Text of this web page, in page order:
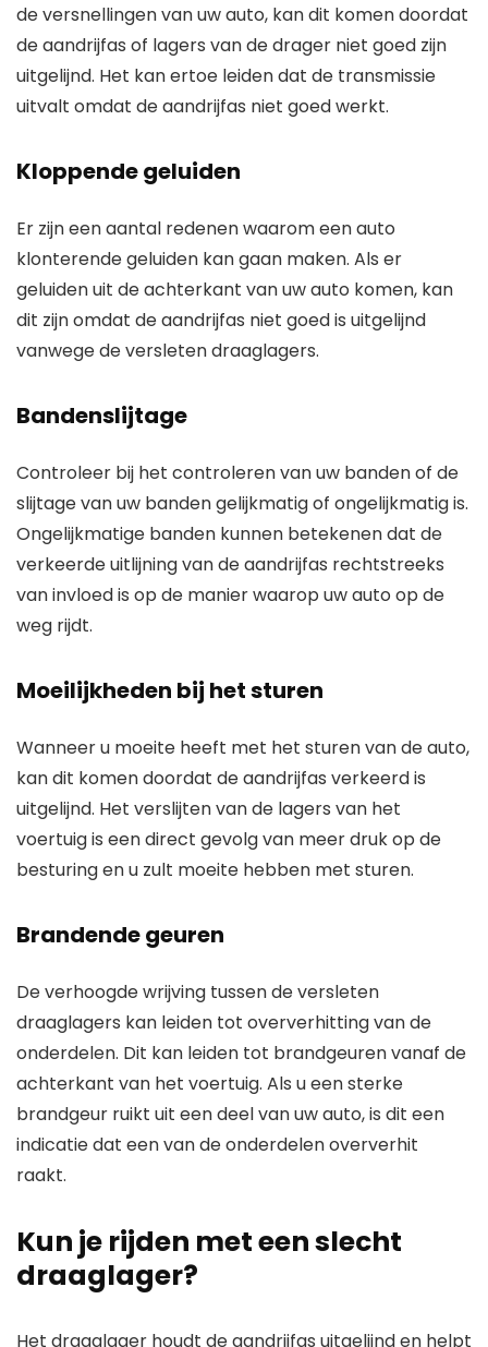
de versnellingen van uw auto, kan dit komen doordat
de aandrijfas of lagers van de drager niet goed zijn
uitgelijnd. Het kan ertoe leiden dat de transmissie
uitvalt omdat de aandrijfas niet goed werkt.
Kloppende geluiden
Er zijn een aantal redenen waarom een ​​auto
klonterende geluiden kan gaan maken. Als er
geluiden uit de achterkant van uw auto komen, kan
dit zijn omdat de aandrijfas niet goed is uitgelijnd
vanwege de versleten draaglagers.
Bandenslijtage
Controleer bij het controleren van uw banden of de
slijtage van uw banden gelijkmatig of ongelijkmatig is.
Ongelijkmatige banden kunnen betekenen dat de
verkeerde uitlijning van de aandrijfas rechtstreeks
van invloed is op de manier waarop uw auto op de
weg rijdt.
Moeilijkheden bij het sturen
Wanneer u moeite heeft met het sturen van de auto,
kan dit komen doordat de aandrijfas verkeerd is
uitgelijnd. Het verslijten van de lagers van het
voertuig is een direct gevolg van meer druk op de
besturing en u zult moeite hebben met sturen.
Brandende geuren
De verhoogde wrijving tussen de versleten
draaglagers kan leiden tot oververhitting van de
onderdelen. Dit kan leiden tot brandgeuren vanaf de
achterkant van het voertuig. Als u een sterke
brandgeur ruikt uit een deel van uw auto, is dit een
indicatie dat een van de onderdelen oververhit
raakt.
Kun je rijden met een slecht
draaglager?
Het draaglager houdt de aandrijfas uitgelijnd en helpt